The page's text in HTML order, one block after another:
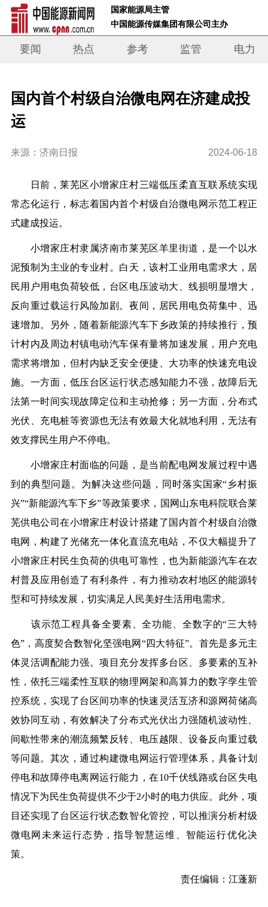
国家能源局主管
中国能源传媒集团有限公司主办
要闻 热点 参考 监管 电力
国内首个村级自治微电网在济建成投
运
来源：济南日报 2024-06-18
日前，莱芜区小增家庄村三端低压柔直互联系统实现
常态化运行，标志着国内首个村级自治微电网示范工程正
式建成投运。
小增家庄村隶属济南市莱芜区羊里街道，是一个以水
泥预制为主业的专业村。白天，该村工业用电需求大，居
民用户用电负荷较低，台区电压波动大、线损明显增大，
反向重过载运行风险加剧。夜间，居民用电负荷集中、迅
速增加。另外，随着新能源汽车下乡政策的持续推行，预
计村内及周边村镇电动汽车保有量将加速发展，用户充电
需求将增加，但村内缺乏安全便捷、大功率的快速充电设
施。一方面，低压台区运行状态感知能力不强，故障后无
法第一时间实现故障定位和主动抢修；另一方面，分布式
光伏、充电桩等资源也无法有效最大化就地利用，无法有
效支撑民生用户不停电。
小增家庄村面临的问题，是当前配电网发展过程中遇
到的典型问题。为解决这些问题，同时落实国家“乡村振
兴”“新能源汽车下乡”等政策要求，国网山东电科院联合莱
芜供电公司在小增家庄村设计搭建了国内首个村级自治微
电网，构建了光储充一体化直流充电站，不仅大幅提升了
小增家庄村民生负荷的供电可靠性，也为新能源汽车在农
村普及应用创造了有利条件，有力推动农村地区的能源转
型和可持续发展，切实满足人民美好生活用电需求。
该示范工程具备全要素、全功能、全数字的“三大特
色”，高度契合数智化坚强电网“四大特征”。首先是多元主
体灵活调配能力强。项目充分发挥多台区、多要素的互补
性，依托三端柔性互联的物理网架和高算力的数字孪生管
控系统，实现了台区间功率的快速灵活互济和源网荷储高
效协同互动，有效解决了分布式光伏出力强随机波动性、
间歇性带来的潮流频繁反转、电压越限、设备反向重过载
等问题。其次，通过构建微电网运行管理体系，具备计划
停电和故障停电离网运行能力，在10千伏线路或台区失电
情况下为民生负荷提供不少于2小时的电力供应。此外，项
目还实现了台区运行状态数智化管控，可以推演分析村级
微电网未来运行态势，指导智慧运维、智能运行优化决
策。
责任编辑：江蓬新